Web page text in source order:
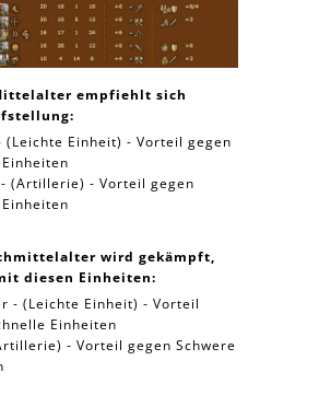
empfiehlt sich
(Leichte Einheit) - Vorteil gegen
(Artillerie) - Vorteil gegen
wird gekämpft,
diesen Einheiten:
- (Leichte Einheit) - Vorteil
Einheiten
- Vorteil gegen Schwere